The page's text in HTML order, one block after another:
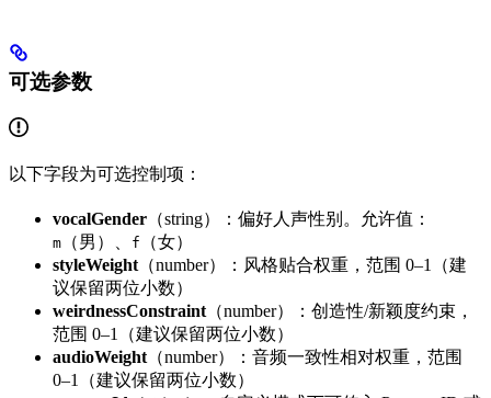
可选参数
以下字段为可选控制项：
vocalGender （string）：偏好人声性别。允许值：
m （男）、 f
（女）
styleWeight （number）：风格贴合权重，范围 0–1（建
议保留两位小数）
weirdnessConstraint （number）：创造性/新颖度约束，
范围 0–1（建议保留两位小数）
audioWeight （number）：音频一致性相对权重，范围
0–1（建议保留两位小数）